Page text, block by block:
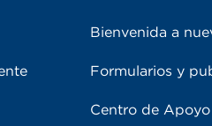
Bienvenida a
Formularios y
Centro de Apoyo